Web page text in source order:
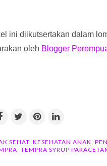
ini diikutsertakan dalam
oleh Blogger
SEHAT, KESEHATAN ANAK,
, TEMPRA SYRUP